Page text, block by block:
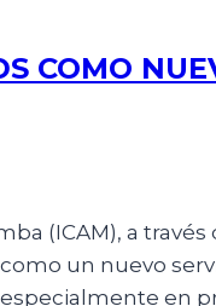
COMO
(ICAM), a
un nuevo
en